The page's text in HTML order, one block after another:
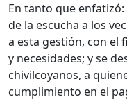
En tanto que
de la escucha a los
a esta gestión, con el
y necesidades; y se
chivilcoyanos, a
cumplimiento en el